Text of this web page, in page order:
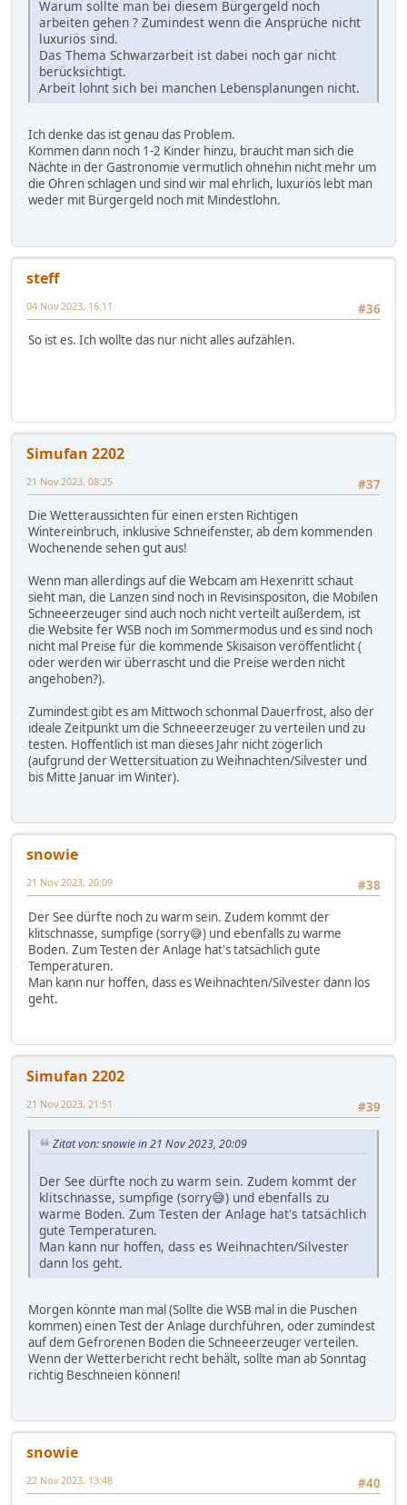
Warum sollte man bei diesem Bürgergeld noch
arbeiten gehen ? Zumindest wenn die Ansprüche nicht
luxuriös sind.
Das Thema Schwarzarbeit ist dabei noch gar nicht
berücksichtigt.
Arbeit lohnt sich bei manchen Lebensplanungen nicht.
Ich denke das ist genau das Problem.
Kommen dann noch 1-2 Kinder hinzu, braucht man sich die
Nächte in der Gastronomie vermutlich ohnehin nicht mehr um
die Ohren schlagen und sind wir mal ehrlich, luxuriös lebt man
weder mit Bürgergeld noch mit Mindestlohn.
steff
#36
04 Nov 2023, 16:11
So ist es. Ich wollte das nur nicht alles aufzählen.
Simufan 2202
#37
21 Nov 2023, 08:25
Die Wetteraussichten für einen ersten Richtigen
Wintereinbruch, inklusive Schneifenster, ab dem kommenden
Wochenende sehen gut aus!
Wenn man allerdings auf die Webcam am Hexenritt schaut
sieht man, die Lanzen sind noch in Revisinspositon, die Mobilen
Schneeerzeuger sind auch noch nicht verteilt außerdem, ist
die Website fer WSB noch im Sommermodus und es sind noch
nicht mal Preise für die kommende Skisaison veröffentlicht (
oder werden wir überrascht und die Preise werden nicht
angehoben?).
Zumindest gibt es am Mittwoch schonmal Dauerfrost, also der
ideale Zeitpunkt um die Schneeerzeuger zu verteilen und zu
testen. Hoffentlich ist man dieses Jahr nicht zögerlich
(aufgrund der Wettersituation zu Weihnachten/Silvester und
bis Mitte Januar im Winter).
snowie
#38
21 Nov 2023, 20:09
Der See dürfte noch zu warm sein. Zudem kommt der
klitschnasse, sumpfige (sorry😅) und ebenfalls zu warme
Boden. Zum Testen der Anlage hat's tatsächlich gute
Temperaturen.
Man kann nur hoffen, dass es Weihnachten/Silvester dann los
geht.
Simufan 2202
#39
21 Nov 2023, 21:51
Zitat von: snowie in 21 Nov 2023, 20:09
Der See dürfte noch zu warm sein. Zudem kommt der
klitschnasse, sumpfige (sorry😅) und ebenfalls zu
warme Boden. Zum Testen der Anlage hat's tatsächlich
gute Temperaturen.
Man kann nur hoffen, dass es Weihnachten/Silvester
dann los geht.
Morgen könnte man mal (Sollte die WSB mal in die Puschen
kommen) einen Test der Anlage durchführen, oder zumindest
auf dem Gefrorenen Boden die Schneeerzeuger verteilen.
Wenn der Wetterbericht recht behält, sollte man ab Sonntag
richtig Beschneien können!
snowie
#40
22 Nov 2023, 13:48